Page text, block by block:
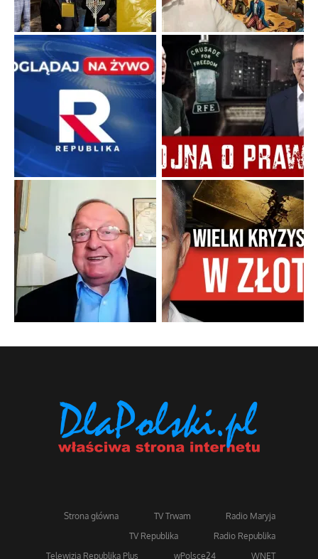
Strona główna TV Trwam
Radio Maryja
TV Republika
Radio Republika
Telewizja Republika Plus
wPolsce24 WNET